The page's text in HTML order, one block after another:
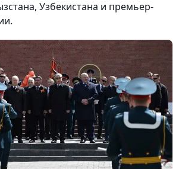
Узбекистана и премьер-